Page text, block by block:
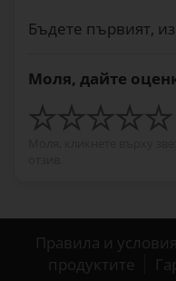
Бъдете първият,
Моля, дайте
Правила и
продуктите